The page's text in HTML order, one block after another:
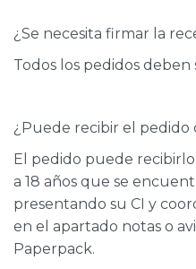
¿Se necesita firmar la
Todos los pedidos deben
¿Puede recibir el pedido
El pedido puede
a 18 años que se
presentando su CI y
en el apartado notas o
Paperpack.